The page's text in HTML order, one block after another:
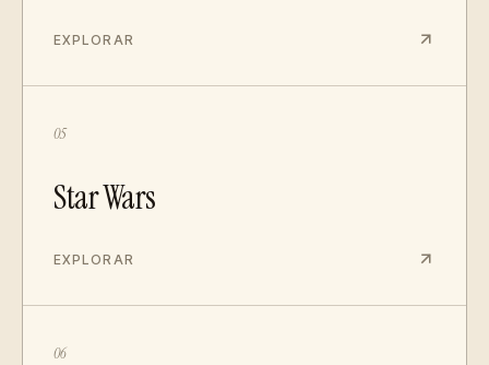
EXPLORAR
05
Star Wars
EXPLORAR
06